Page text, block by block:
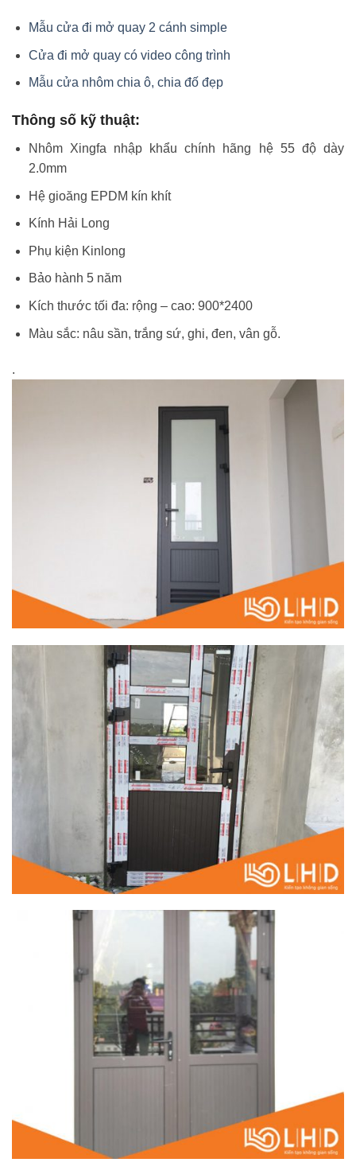
Mẫu cửa đi mở quay 2 cánh simple
Cửa đi mở quay có video công trình
Mẫu cửa nhôm chia ô, chia đố đẹp
Thông số kỹ thuật:
Nhôm Xingfa nhập khẩu chính hãng hệ 55 độ dày
2.0mm
Hệ gioăng EPDM kín khít
Kính Hải Long
Phụ kiện Kinlong
Bảo hành 5 năm
Kích thước tối đa: rộng – cao: 900*2400
Màu sắc: nâu sần, trắng sứ, ghi, đen, vân gỗ.
.